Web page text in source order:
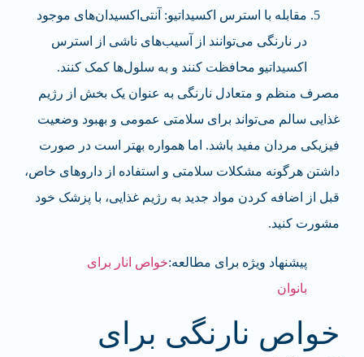
مقابله با استرس اکسیداتیو: آنتی‌اکسیدان‌های موجود
در نارنگی می‌توانند از آسیب‌های ناشی از استرس
اکسیداتیو محافظت کنند و به سلول‌ها کمک کنند.
مصرف منظم و متعادل نارنگی به عنوان یک بخش از رژیم
غذایی سالم می‌تواند برای سلامتی عمومی و بهبود وضعیت
فیزیکی مردان مفید باشد. اما همواره بهتر است در صورت
داشتن هرگونه مشکلات سلامتی و استفاده از داروهای خاص،
قبل از اضافه کردن مواد جدید به رژیم غذایی، با پزشک خود
مشورت کنید.
پیشنهاد ویژه برای مطالعه:خواص انار برای
بانوان
خواص نارنگی برای